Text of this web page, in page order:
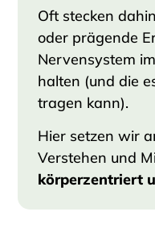
Oft stecken
oder prägende
Nervensystem
halten (und die
tragen kann).
Hier setzen wir
Verstehen und
körperzentriert